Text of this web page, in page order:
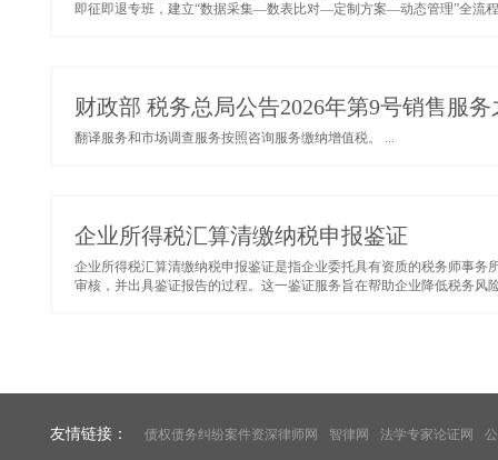
即征即退专班，建立“数据采集—数表比对—定制方案—动态管理”全流
财政部 税务总局公告2026年第9号销售服
翻译服务和市场调查服务按照咨询服务缴纳增值税。 ...
企业所得税汇算清缴纳税申报鉴证
企业所得税汇算清缴纳税申报鉴证是指企业委托具有资质的税务师事
审核，并出具鉴证报告的过程。这一鉴证服务旨在帮助企业降低税务风
友情链接： 债权债务纠纷案件资深律师网 智律网 法学专家论证网